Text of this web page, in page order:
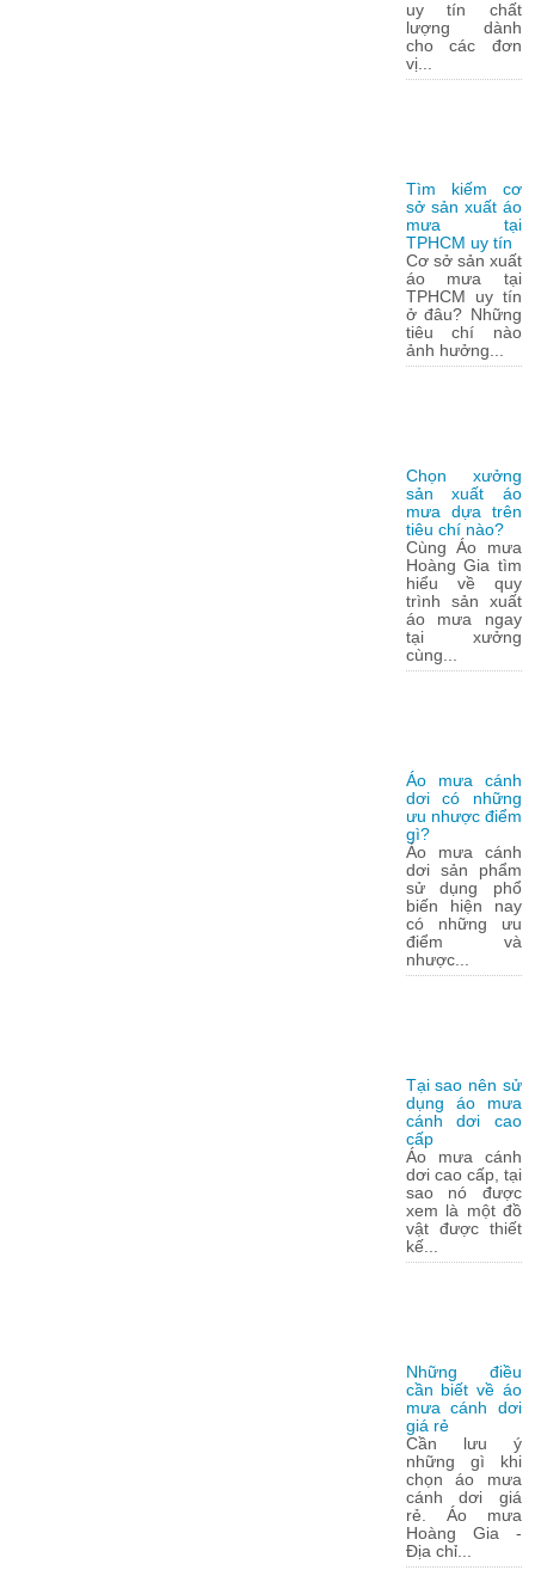
uy tín chất
lượng dành
cho các đơn
vị...
Tìm kiếm cơ
sở sản xuất áo
mưa tại
TPHCM uy tín
Cơ sở sản xuất
áo mưa tại
TPHCM uy tín
ở đâu? Những
tiêu chí nào
ảnh hưởng...
Chọn xưởng
sản xuất áo
mưa dựa trên
tiêu chí nào?
Cùng Áo mưa
Hoàng Gia tìm
hiểu về quy
trình sản xuất
áo mưa ngay
tại xưởng
cùng...
Áo mưa cánh
dơi có những
ưu nhược điểm
gì?
Áo mưa cánh
dơi sản phẩm
sử dụng phổ
biến hiện nay
có những ưu
điểm và
nhược...
Tại sao nên sử
dụng áo mưa
cánh dơi cao
cấp
Áo mưa cánh
dơi cao cấp, tại
sao nó được
xem là một đồ
vật được thiết
kế...
Những điều
cần biết về áo
mưa cánh dơi
giá rẻ
Cần lưu ý
những gì khi
chọn áo mưa
cánh dơi giá
rẻ. Áo mưa
Hoàng Gia -
Địa chỉ...